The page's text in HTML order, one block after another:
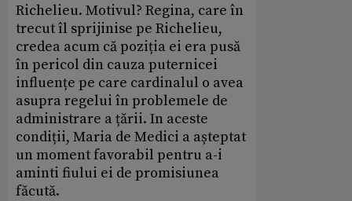
Richelieu. Motivul? Regina, care în
trecut îl sprijinise pe Richelieu,
credea acum că poziția ei era pusă
în pericol din cauza puternicei
influențe pe care cardinalul o avea
asupra regelui în problemele de
administrare a țării. In aceste
condiții, Maria de Medici a așteptat
un moment favorabil pentru a-i
aminti fiului ei de promisiunea
făcută.